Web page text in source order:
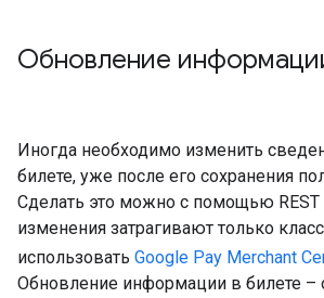
Обновление
Иногда необходимо изменить
билете, уже после его сохранения
Сделать это можно с помощью REST
изменения затрагивают только
использовать Google Pay Merchant
Обновление информации в билете